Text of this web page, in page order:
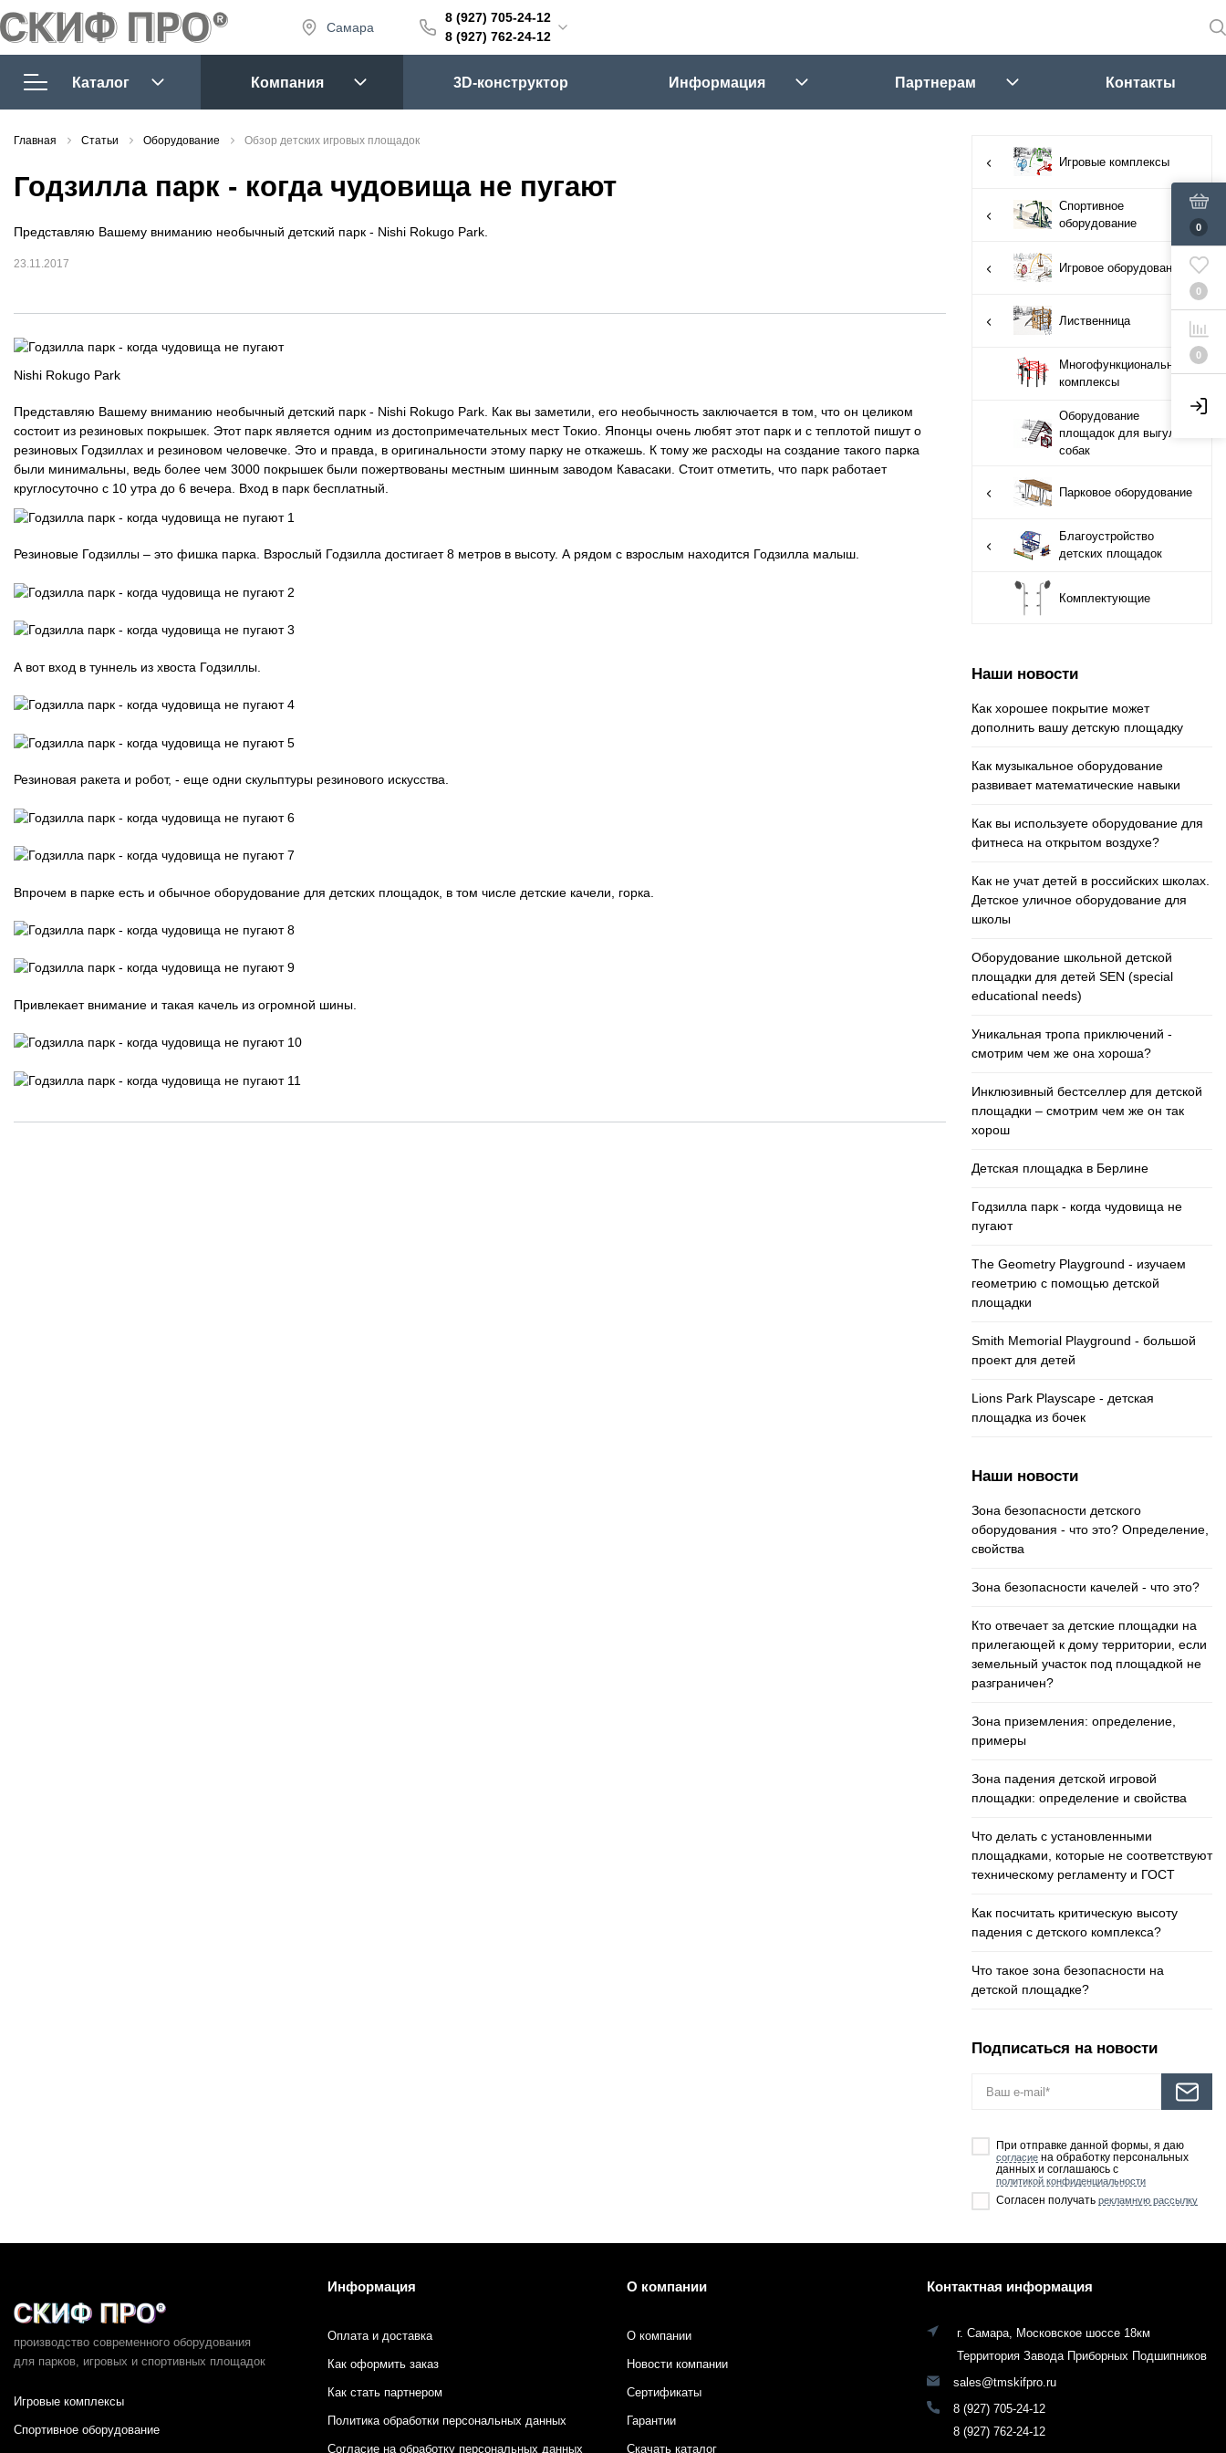
Самара
8 (927) 705-24-12
8 (927) 762-24-12
8 (927) 705-24-12
8 (927) 762-24-12
г. Самара, Московское шоссе 18км Территория Завода Приборных Подшипников
Каталог
Игровые комплексы
Спортивное
комплексы
Оборудование
площадок для
выгула собак
Парковое
детских площадок
Компания 3D-конструктор Информация Партнерам Контакты
Игровые комплексы
Спортивное
оборудование
Игровое оборудование
Лиственница
Многофункциональные
комплексы
Оборудование
площадок для выгула
собак
Парковое оборудование
Благоустройство
детских площадок
Комплектующие
Наши новости
Как хорошее покрытие может
дополнить вашу детскую площадку
Как музыкальное оборудование
развивает математические навыки
Как вы используете оборудование для
фитнеса на открытом воздухе?
Как не учат детей в российских школах.
Детское уличное оборудование для
школы
Оборудование школьной детской
площадки для детей SEN (special
educational needs)
Уникальная тропа приключений -
смотрим чем же она хороша?
Инклюзивный бестселлер для детской
площадки – смотрим чем же он так
хорош
Детская площадка в Берлине
Годзилла парк - когда чудовища не
пугают
The Geometry Playground - изучаем
геометрию с помощью детской
площадки
Smith Memorial Playground - большой
проект для детей
Lions Park Playscape - детская
площадка из бочек
Наши новости
Зона безопасности детского
оборудования - что это? Определение,
свойства
Зона безопасности качелей - что это?
Кто отвечает за детские площадки на
прилегающей к дому территории, если
земельный участок под площадкой не
разграничен?
Зона приземления: определение,
примеры
Зона падения детской игровой
площадки: определение и свойства
Что делать с установленными
площадками, которые не соответствуют
техническому регламенту и ГОСТ
Как посчитать критическую высоту
падения с детского комплекса?
Что такое зона безопасности на
детской площадке?
Подписаться на новости
При отправке данной формы, я даю
согласие на обработку персональных
данных и соглашаюсь с
политикой конфиденциальности
Согласен получать рекламную рассылку
Главная Статьи Оборудование Обзор детских игровых площадок
Годзилла парк - когда чудовища не пугают
0
0
0
Представляю Вашему вниманию необычный детский парк - Nishi Rokugo Park.
23.11.2017
Nishi Rokugo Park
Представляю Вашему вниманию необычный детский парк - Nishi Rokugo Park. Как вы заметили, его необычность заключается в том, что он целиком
состоит из резиновых покрышек. Этот парк является одним из достопримечательных мест Токио. Японцы очень любят этот парк и с теплотой пишут о
резиновых Годзиллах и резиновом человечке. Это и правда, в оригинальности этому парку не откажешь. К тому же расходы на создание такого парка
были минимальны, ведь более чем 3000 покрышек были пожертвованы местным шинным заводом Кавасаки. Стоит отметить, что парк работает
круглосуточно с 10 утра до 6 вечера. Вход в парк бесплатный.
Резиновые Годзиллы – это фишка парка. Взрослый Годзилла достигает 8 метров в высоту. А рядом с взрослым находится Годзилла малыш.
А вот вход в туннель из хвоста Годзиллы.
Резиновая ракета и робот, - еще одни скульптуры резинового искусства.
Впрочем в парке есть и обычное оборудование для детских площадок, в том числе детские качели, горка.
Привлекает внимание и такая качель из огромной шины.
производство современного оборудования
для парков, игровых и спортивных площадок
Игровые комплексы
Спортивное оборудование
Информация
Оплата и доставка
Как оформить заказ
Как стать партнером
Политика обработки персональных данных
Согласие на обработку персональных данных
О компании
О компании
Новости компании
Сертификаты
Гарантии
Скачать каталог
Контактная информация
г. Самара, Московское шоссе 18км
Территория Завода Приборных Подшипников
sales@tmskifpro.ru
8 (927) 705-24-12
8 (927) 762-24-12